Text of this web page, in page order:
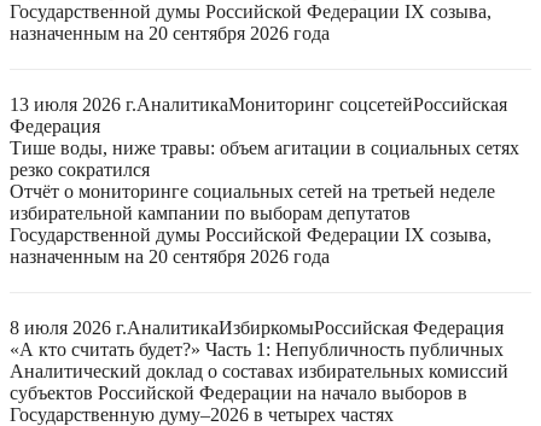
Государственной думы Российской Федерации IX созыва,
назначенным на 20 сентября 2026 года
13 июля 2026 г.АналитикаМониторинг соцсетейРоссийская
Федерация
Тише воды, ниже травы: объем агитации в социальных сетях
резко сократился
Отчёт о мониторинге социальных сетей на третьей неделе
избирательной кампании по выборам депутатов
Государственной думы Российской Федерации IX созыва,
назначенным на 20 сентября 2026 года
8 июля 2026 г.АналитикаИзбиркомыРоссийская Федерация
«А кто считать будет?» Часть 1: Непубличность публичных
Аналитический доклад о составах избирательных комиссий
субъектов Российской Федерации на начало выборов в
Государственную думу–2026 в четырех частях